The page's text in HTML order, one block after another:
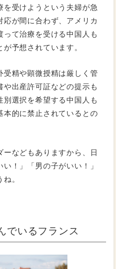
を受けようという夫婦が急
が間に合わず、アメリカ
て治療を受ける中国人も
予想されています。
精や顕微授精は厳しく管
出産許可証などの提示も
選択を希望する中国人も
本的に禁止されているとの
などもありますから、日
！」「男の子がいい！」
。
でいるフランス